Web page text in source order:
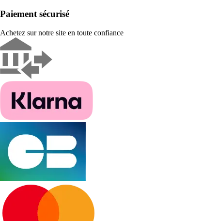
Paiement sécurisé
Achetez sur notre site en toute confiance